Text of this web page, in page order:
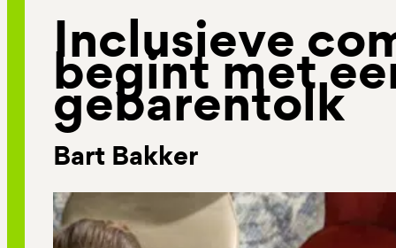
Inclusieve
begint met
gebarentolk
Bart Bakker